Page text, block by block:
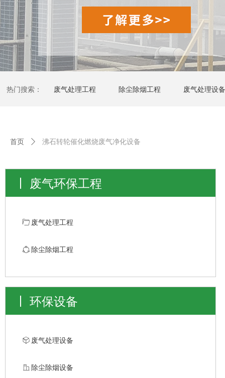
首页 ꄲ 沸石转轮催化燃烧废气净化设备
ꄁ 废气处理工程
ꁢ 除尘除烟工程
废气环保工程
环保设备
ꁦ 废气处理设备
ꀶ 除尘除烟设备
热门搜索： 废气处理工程 除尘除烟工程 废气处理设